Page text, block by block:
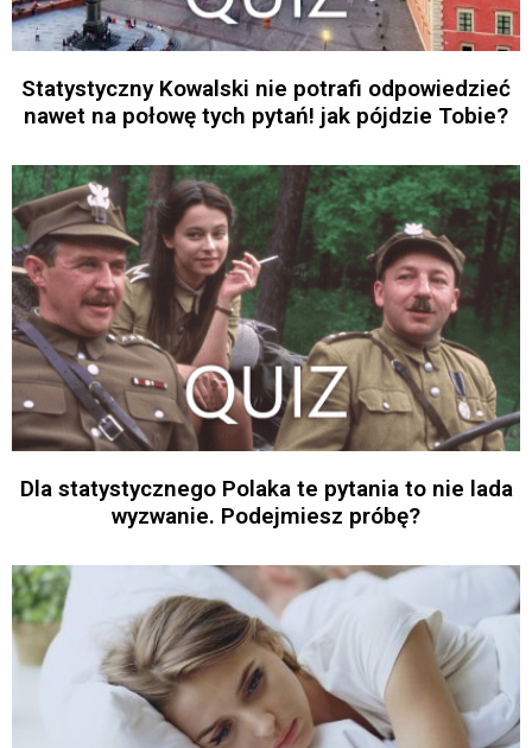
Statystyczny Kowalski nie potrafi odpowiedzieć
nawet na połowę tych pytań! jak pójdzie Tobie?
Dla statystycznego Polaka te pytania to nie lada
wyzwanie. Podejmiesz próbę?